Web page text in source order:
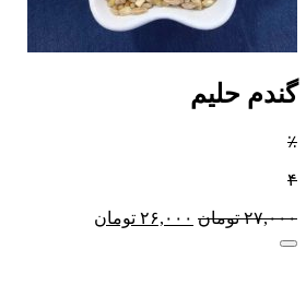
گندم حلیم
٪
۴
۲۷,۰۰۰ تومان ۲۶,۰۰۰ تومان